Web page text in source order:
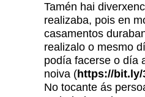
Tamén hai
realizaba, pois en
casamentos
realizalo o mesmo
podía facerse o día
noiva (https://bit.ly/
No tocante ás